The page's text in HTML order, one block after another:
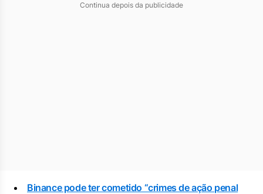
Continua depois da publicidade
Binance pode ter cometido “crimes de ação penal